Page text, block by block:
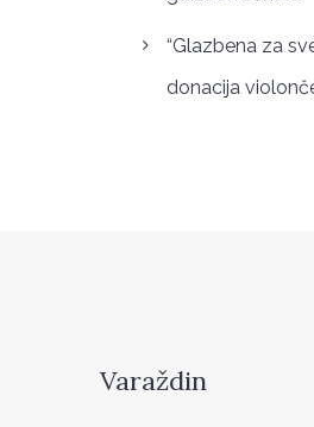
“Glazbena za
donacija
Varaždin